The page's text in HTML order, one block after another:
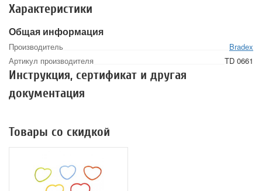
Характеристики
Общая информация
Производитель
Bradex
Артикул производителя
TD 0661
Инструкция, сертификат и другая
документация
Товары со скидкой